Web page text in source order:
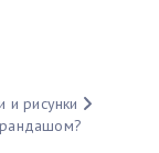
и рисунки